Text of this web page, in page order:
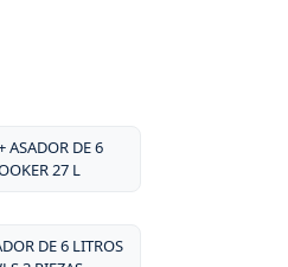
ASADOR DE 6
27 L
DE 6 LITROS